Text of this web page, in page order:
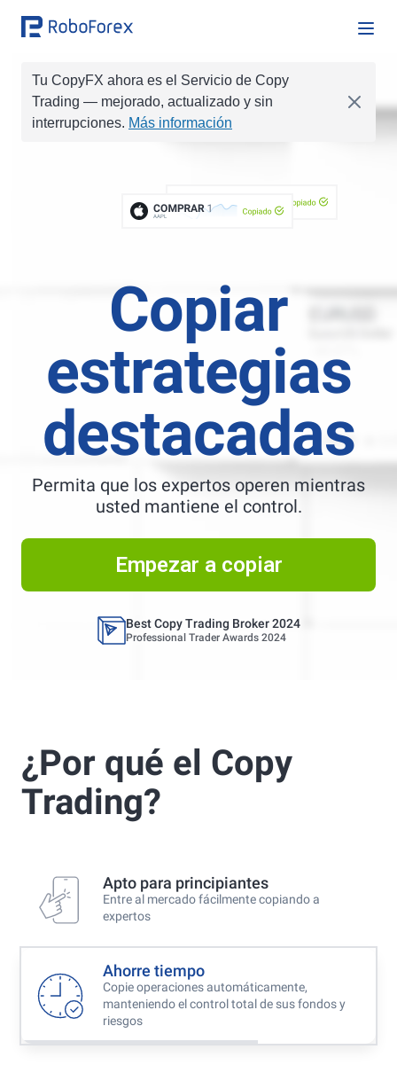
Tu CopyFX ahora es el Servicio de Copy
Trading — mejorado, actualizado y sin
interrupciones. Más información
Copiar
estrategias
destacadas
Permita que los expertos operen mientras
usted mantiene el control.
Empezar a copiar
Best Copy Trading Platform
Global Brands Magazine Awards 2023
Best Copy Trading Platform 2025
Global Brands Magazine Awards
Best Copy Trading Broker 2024
Professional Trader Awards 2024
Global Brands Magazine Awards
Best Copy Trading Broker 2024
Professional Trader Awards 2024
Global Brands Magazine Awards 2023
COMPRAR
VENDER0.2 GOLD
Copiado
COMPRAR1
AAPL
Copiado
¿Por qué el Copy
Trading?
Apto para principiantes
Entre al mercado fácilmente copiando a
expertos
Ahorre tiempo
Copie operaciones automáticamente,
manteniendo el control total de sus fondos y
riesgos